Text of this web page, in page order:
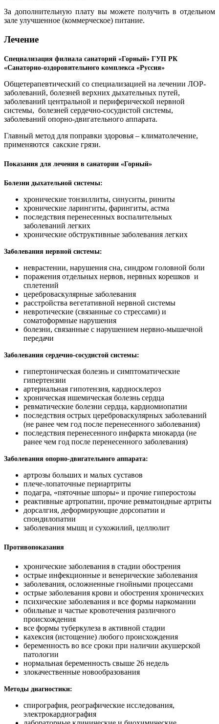
За дополнительную плату вы можете получить в отдельном
зале улучшенное (коммерческое) питание.
Лечение
Специализация филиала санаторий «Горный» ГУП РК
«Санаторно-оздоровительного комплекса «Руссия»
Общетерапевтический со специализацией на лечении ЛОР-
заболеваний, болезней верхних дыхательных путей,
заболеваний центральной и периферической нервной
системы, болезней сердечно-сосудистой системы,
заболеваний опорно-двигательного аппарата.
Главный метод для поправки здоровья – климатолечение,
применяются сакские грязи.
Показания для лечения в санатории «Горный»
Болезни дыхательной системы:
хронические тонзиллиты, синуситы, риниты
хронические ларингиты, фарингиты, астма
последствия перенесенных воспалительных
заболеваний легких
хронические обструктивные заболевания легких
Заболевания нервной системы:
неврастении, нарушения сна, синдром головной боли
поражения отдельных нервов, нервных корешков и
сплетений
цереброваскулярные заболевания
расстройства вегетативной нервной системы
невротические (связанные со стрессами) и
соматоформные нарушения
болезни, связанные с нарушением нервно-мышечной
передачи
Заболевания сердечно-сосудистой системы:
гипертоническая болезнь и симптоматические
гипертензии
артериальная гипотензия, кардиосклероз
хроническая ишемическая болезнь сердца
ревматические болезни сердца, кардиомиопатии
последствия острых цереброваскулярных заболеваний
(не ранее чем год после перенесенного заболевания)
последствия перенесенного инфаркта миокарда (не
ранее чем год после перенесенного заболевания)
Заболевания опорно-двигательного аппарата:
артрозы больших и малых суставов
плече-лопаточные периартриты
подагра, «пяточные шпоры» и прочие гиперостозы
реактивные артропатии, прочие ревматоидные артриты
дорсалгия, деформирующие дорсопатии и
спондилопатии
заболевания мышц и сухожилий, целлюлит
Противопоказания
хронические заболевания в стадии обострения
острые инфекционные и венерические заболевания
заболевания, осложненные гнойными процессами
острые заболевания крови и обострения хронических
психические заболевания и все формы наркомании
обильные и частые кровотечения различного
происхождения
все формы туберкулеза в активной стадии
кахексия (истощение) любого происхождения
беременность во все сроки при наличии акушерской
патологии
нормальная беременность свыше 26 недель
злокачественные новообразования
Методы диагностики:
спирография, реографические исследования,
электрокардиография